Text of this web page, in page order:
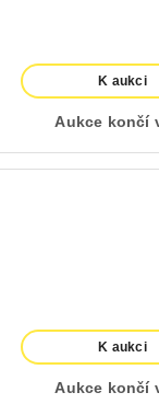
K aukci
Aukce končí
K aukci
Aukce končí